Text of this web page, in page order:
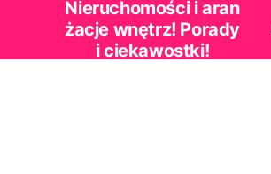
Nieruchomości i aran
żacje wnętrz! Porady
i ciekawostki!